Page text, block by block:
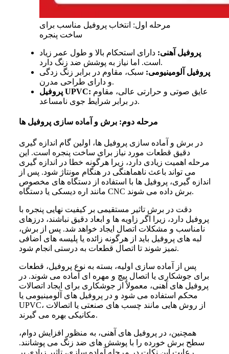
مرحله اول: انتخاب پروفیل مناسب برای
ساخت پنجره
پروفیل آهنی: دارای استحکام بالا و طول عمر زیاد
است. اما نیاز به پوشش ضد زنگ دارد.
پروفیل آلومینیومی: سبک، مقاوم در برابر زنگ زدگی
و دارای طراحی مدرن.
پروفیل UPVC: عایق صوتی و حرارتی عالی، مقاوم
در برابر شرایط جوی نامساعد.
مرحله دوم: برش و آماده سازی پروفیل ها
در برش و آماده سازی پروفیل ها، اولین گام اندازه گیری
دقیق قطعات مورد نیاز برای ساخت پنجره است. این
مرحله اهمیت زیادی دارد، زیرا هرگونه خطا در اندازه گیری
می تواند باعث ناهماهنگی در هنگام مونتاژ شود. پس از
اندازه گیری، پروفیل ها با استفاده از دستگاه های مخصوص
مانند اره دیسکی یا دستگاه CNC برش داده می شوند.
دقت در برش تاثیر مستقیمی بر کیفیت نهایی پنجره با
پروفیل دارد، زیرا اگر زاویه ها و ابعاد دقیق نباشند، درزهای
نامناسب و مشکلات اتصال ایجاد خواهد شد. پس از برش،
لبه های پروفیل باید از هرگونه زائده یا پلیسه های اضافی
تمیز شوند تا اتصال قطعات به درستی انجام شود.
پس از آماده سازی اولیه، بسته به نوع پروفیل، قطعات
برای جوشکاری یا اتصال پیچ و مهره ای آماده می شوند. در
پروفیل های آهنی، معمولاً از جوشکاری برای ایجاد اتصالات
محکم استفاده می شود و در پروفیل های آلومینیومی یا
UPVC، از روش هایی مانند چسب های صنعتی یا اتصالات
مکانیکی بهره می گیرند.
همچنین، در پروفیل های آهنی، به منظور افزایش دوام،
سطح برش خورده را با پوشش های ضد زنگ می پوشانند.
رعایت این نکات در مرحله آماده سازی، تاثیر زیادی بر